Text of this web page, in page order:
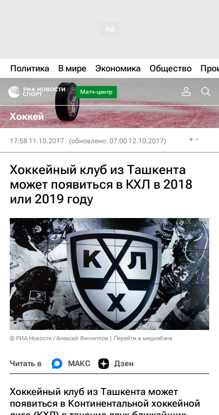
Политика В мире Экономика Общество
Матч-центр
Хоккей
17:58 11.10.2017 (обновлено: 07:00 12.10.2017)
Хоккейный клуб из Ташкента
может появиться в КХЛ в 2018
или 2019 году
© РИА Новости / Алексей Филиппов Перейти в медиабанк
Читать в МАКС Дзен
Хоккейный клуб из Ташкента может
появиться в Континентальной хоккейной